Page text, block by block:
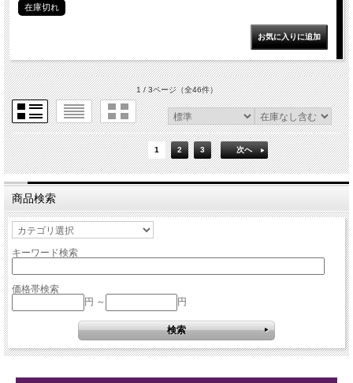
在庫切れ
1 / 3ページ（全46件）
1 2 3 次へ
商品検索
キーワード検索
価格帯検索
円 ～
円